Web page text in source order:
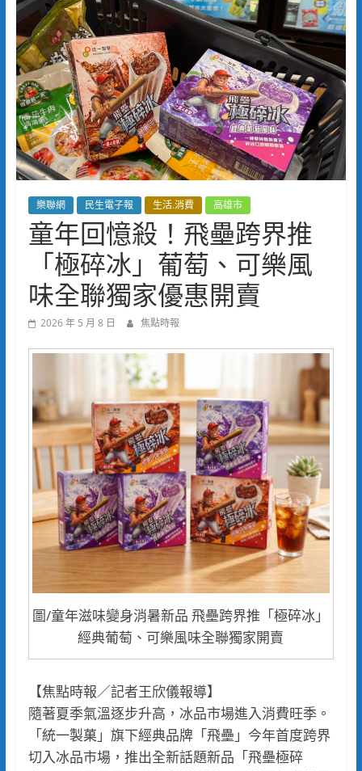
樂聯網 民生電子報 生活.消費 高雄市
童年回憶殺！飛壘跨界推
「極碎冰」葡萄、可樂風
味全聯獨家優惠開賣
2026 年 5 月 8 日 焦點時報
圖/童年滋味變身消暑新品 飛壘跨界推「極碎冰」
經典葡萄、可樂風味全聯獨家開賣
【焦點時報／記者王欣儀報導】
隨著夏季氣溫逐步升高，冰品市場進入消費旺季。
「統一製菓」旗下經典品牌「飛壘」今年首度跨界
切入冰品市場，推出全新話題新品「飛壘極碎